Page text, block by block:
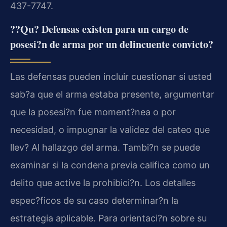
437-7747.
??Qu? Defensas existen para un cargo de
posesi?n de arma por un delincuente convicto?
Las defensas pueden incluir cuestionar si usted
sab?a que el arma estaba presente, argumentar
que la posesi?n fue moment?nea o por
necesidad, o impugnar la validez del cateo que
llev? Al hallazgo del arma. Tambi?n se puede
examinar si la condena previa califica como un
delito que active la prohibici?n. Los detalles
espec?ficos de su caso determinar?n la
estrategia aplicable. Para orientaci?n sobre su